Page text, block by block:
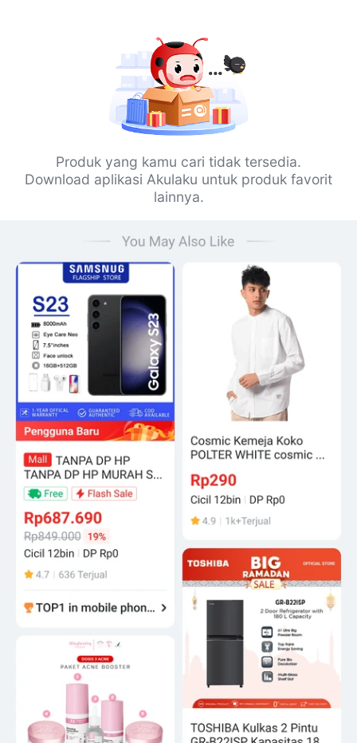
Produk yang kamu cari tidak tersedia.
Download aplikasi Akulaku untuk produk favorit
lainnya.